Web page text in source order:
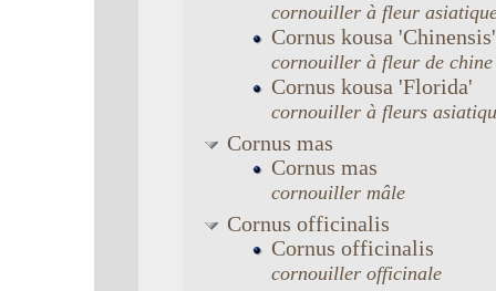
cornouiller à fleur
Cornus kousa 'Chinensis'
cornouiller à fleur de chine
Cornus kousa 'Florida'
cornouiller à fleurs
Cornus mas
Cornus mas
cornouiller mâle
Cornus officinalis
Cornus officinalis
cornouiller officinale